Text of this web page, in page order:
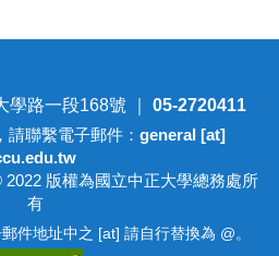
學路一段168號 ｜ 05-2720411
聯繫電子郵件： general [at]
版權為國立中正大學總務處所
有
件地址中之 [at] 請自行替換為 @。